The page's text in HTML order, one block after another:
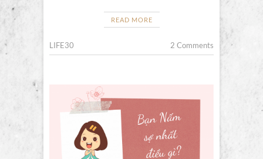
READ MORE
LIFE30 2 Comments